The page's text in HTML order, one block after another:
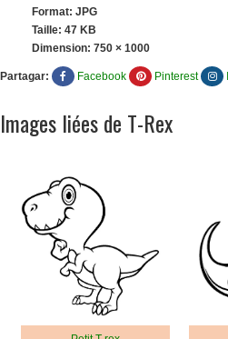
Format: JPG
Taille: 47 KB
Dimension: 750 × 1000
Partagar: Facebook Pinterest
Images liées de T-Rex